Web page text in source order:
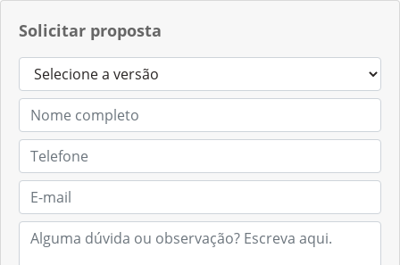
Solicitar proposta